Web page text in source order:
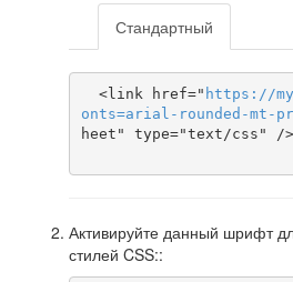
Стандартный
  <link href="
https ://
onts=arial-rounded-mt-
heet" type="text/css" />
Активируйте данный шрифт
стилей CSS::